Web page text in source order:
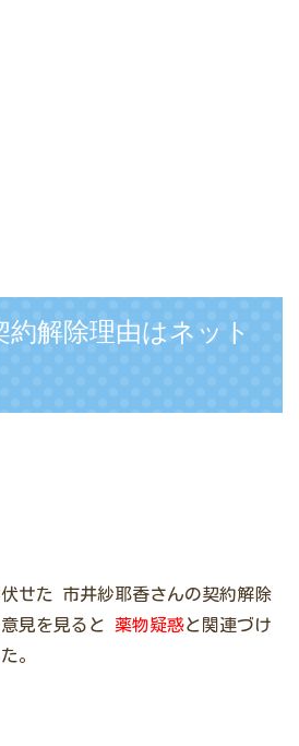
約解除理由はネット
せた
市井紗耶香さんの契約解除
見を見ると
薬物疑惑と関連づけ
。